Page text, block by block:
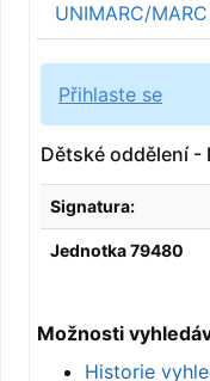
UNIMARC/MARC
Přihlaste se
Dětské oddělení -
Signatura:
Jednotka 79480
Možnosti
Historie